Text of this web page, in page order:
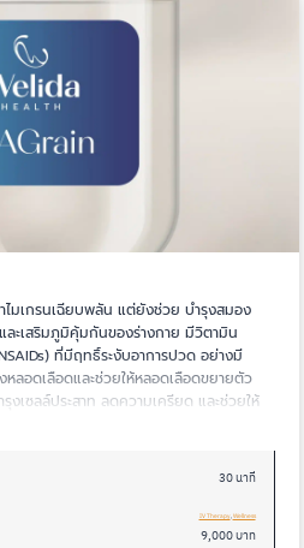
ไมเกรนเฉียบพลัน แต่ยังช่วย บำรุงสมอง
ละเสริมภูมิคุ้มกันของร่างกาย มีวิตามิน
ที่มีฤทธิ์ระงับอาการปวด อย่างมี
ลอดเลือดและช่วยให้หลอดเลือดขยายตัว
งเซลล์ประสาท ลดความเครียด และช่วยให้
30 นาที
IV Therapy, Wellness
9,000 บาท